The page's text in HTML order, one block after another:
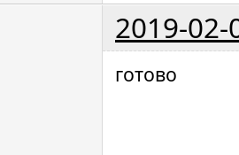
2019-02-
готово